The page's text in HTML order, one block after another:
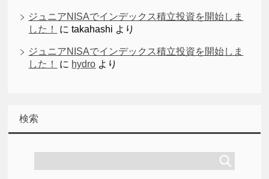
ジュニアNISAでインデックス積立投資を開始しま
した！
にtakahashi より
ジュニアNISAでインデックス積立投資を開始しま
した！
に hydro より
検索